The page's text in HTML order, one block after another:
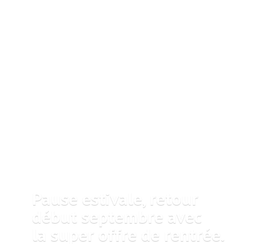
Pause estivale, retour
début septembre avec
la super offre de rentrée.